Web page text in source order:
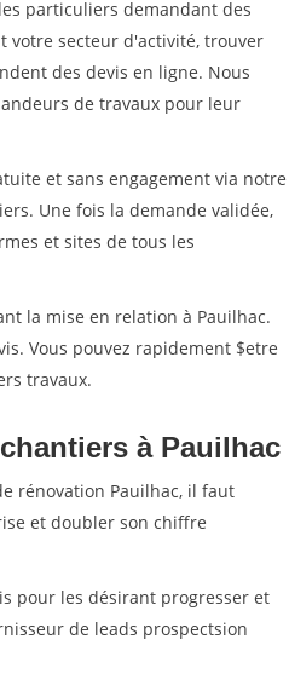
particuliers demandant des
votre secteur d'activité, trouver
des devis en ligne. Nous
de travaux pour leur
et sans engagement via notre
Une fois la demande validée,
et sites de tous les
la mise en relation à Pauilhac.
Vous pouvez rapidement $etre
travaux.
à Pauilhac
rénovation Pauilhac, il faut
et doubler son chiffre
pour les désirant progresser et
de leads prospectsion